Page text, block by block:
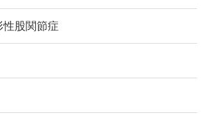
性股関節症